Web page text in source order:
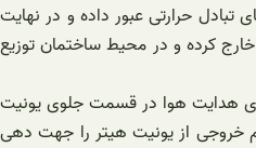
تبادل حرارتی عبور داده و در نهایت
کرده و در محیط ساختمان توزیع
هدایت هوا در قسمت جلوی یونیت
از یونیت هیتر را جهت دهی